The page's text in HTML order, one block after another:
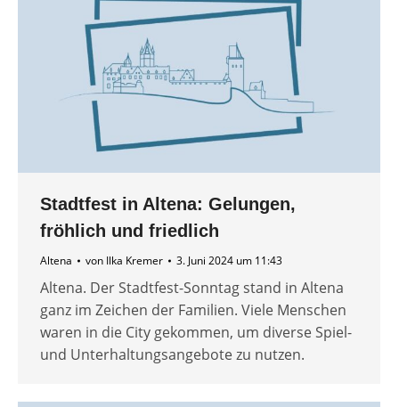
Stadtfest in Altena: Gelungen,
fröhlich und friedlich
Altena von Ilka Kremer 3. Juni 2024 um 11:43
Altena. Der Stadtfest-Sonntag stand in Altena
ganz im Zeichen der Familien. Viele Menschen
waren in die City gekommen, um diverse Spiel-
und Unterhaltungsangebote zu nutzen.